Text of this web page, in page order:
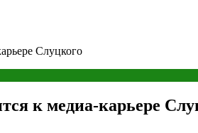
Слуцкого
к медиа-карьере